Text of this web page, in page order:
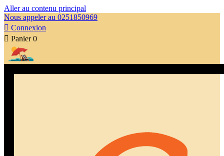
Aller au contenu principal
Nous appeler au 0251850969
 Connexion
 Panier 0